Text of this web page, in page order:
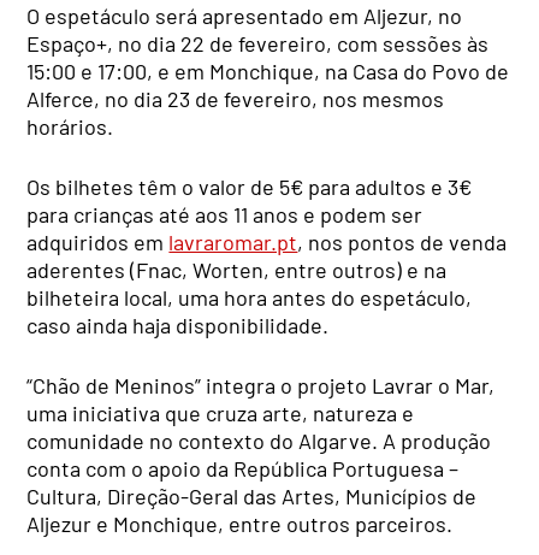
O espetáculo será apresentado em Aljezur, no
Espaço+, no dia 22 de fevereiro, com sessões às
15:00 e 17:00, e em Monchique, na Casa do Povo de
Alferce, no dia 23 de fevereiro, nos mesmos
horários.
Os bilhetes têm o valor de 5€ para adultos e 3€
para crianças até aos 11 anos e podem ser
adquiridos em lavraromar.pt, nos pontos de venda
aderentes (Fnac, Worten, entre outros) e na
bilheteira local, uma hora antes do espetáculo,
caso ainda haja disponibilidade.
“Chão de Meninos” integra o projeto Lavrar o Mar,
uma iniciativa que cruza arte, natureza e
comunidade no contexto do Algarve. A produção
conta com o apoio da República Portuguesa –
Cultura, Direção-Geral das Artes, Municípios de
Aljezur e Monchique, entre outros parceiros.